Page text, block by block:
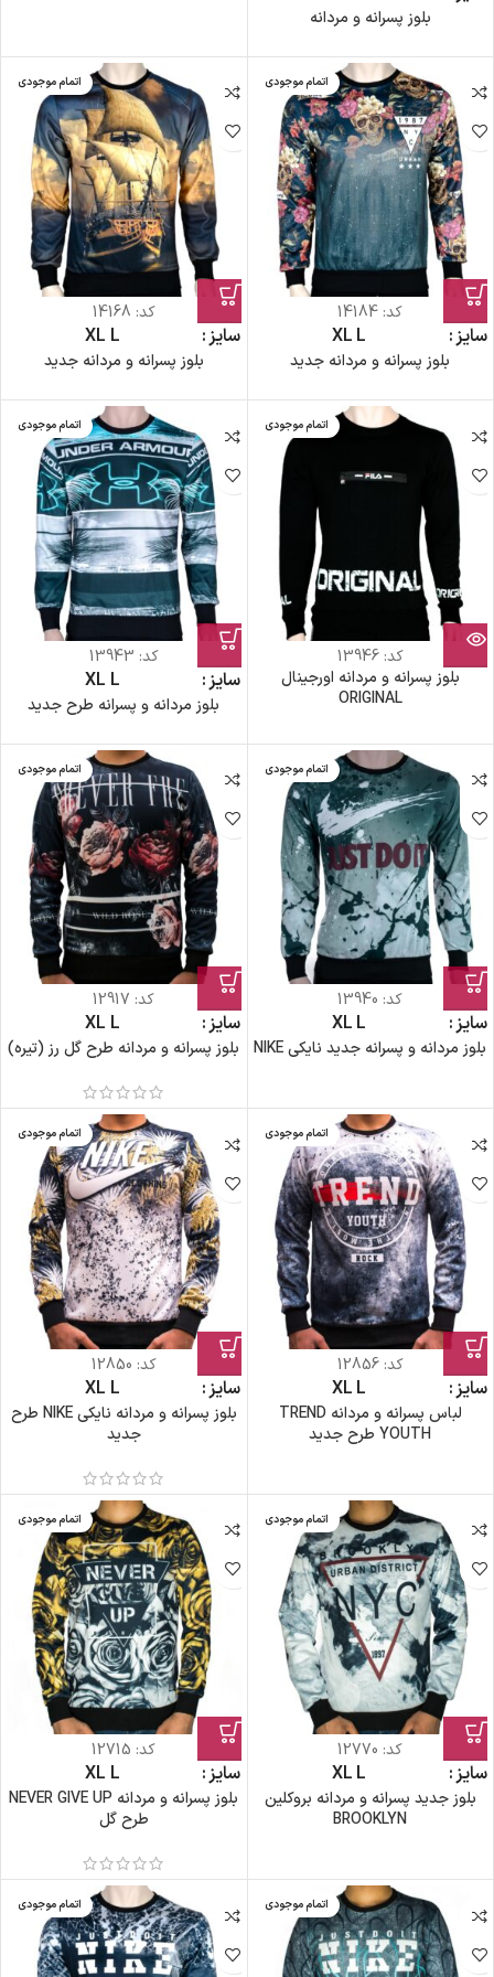
بلوز پسرانه و مردانه
اتمام موجودی
کد: 14184
سایز L
XL
بلوز پسرانه و مردانه جدید
اتمام موجودی
کد: 14168
سایز L
XL
بلوز پسرانه و مردانه جدید
اتمام موجودی
کد:13946
بلوز پسرانه و مردانه اورجینال
ORIGINAL
اتمام موجودی
کد: 13943
سایز L
XL
بلوز مردانه و پسرانه طرح جدید
اتمام موجودی
کد: 13940
سایز L
XL
بلوز مردانه و پسرانه جدید نایکی NIKE
اتمام موجودی
کد: 12917
سایز L
XL
بلوز پسرانه و مردانه طرح گل رز (تیره)
اتمام موجودی
کد:12856
سایز L
XL
لباس پسرانه و مردانه TREND
YOUTH طرح جدید
اتمام موجودی
کد: 12850
سایز L
XL
بلوز پسرانه و مردانه نایکی NIKE طرح
جدید
اتمام موجودی
کد: 12770
سایز L
XL
بلوز جدید پسرانه و مردانه بروکلین
BROOKLYN
اتمام موجودی
کد: 12715
سایز L
XL
بلوز پسرانه و مردانه NEVER GIVE UP
طرح گل
اتمام موجودی اتمام موجودی